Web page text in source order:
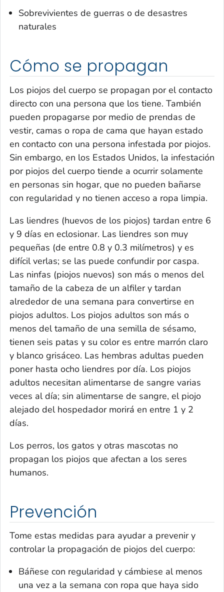
Sobrevivientes de guerras o de desastres
naturales
Cómo se propagan
Los piojos del cuerpo se propagan por el contacto
directo con una persona que los tiene. También
pueden propagarse por medio de prendas de
vestir, camas o ropa de cama que hayan estado
en contacto con una persona infestada por piojos.
Sin embargo, en los Estados Unidos, la infestación
por piojos del cuerpo tiende a ocurrir solamente
en personas sin hogar, que no pueden bañarse
con regularidad y no tienen acceso a ropa limpia.
Las liendres (huevos de los piojos) tardan entre 6
y 9 días en eclosionar. Las liendres son muy
pequeñas (de entre 0.8 y 0.3 milímetros) y es
difícil verlas; se las puede confundir por caspa.
Las ninfas (piojos nuevos) son más o menos del
tamaño de la cabeza de un alfiler y tardan
alrededor de una semana para convertirse en
piojos adultos. Los piojos adultos son más o
menos del tamaño de una semilla de sésamo,
tienen seis patas y su color es entre marrón claro
y blanco grisáceo. Las hembras adultas pueden
poner hasta ocho liendres por día. Los piojos
adultos necesitan alimentarse de sangre varias
veces al día; sin alimentarse de sangre, el piojo
alejado del hospedador morirá en entre 1 y 2
días.
Los perros, los gatos y otras mascotas no
propagan los piojos que afectan a los seres
humanos.
Prevención
Tome estas medidas para ayudar a prevenir y
controlar la propagación de piojos del cuerpo:
Báñese con regularidad y cámbiese al menos
una vez a la semana con ropa que haya sido